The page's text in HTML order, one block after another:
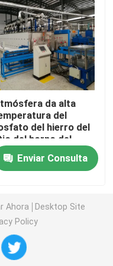
da alta
del
del hierro del
del horno del
industrial
Enviar Consulta
Ahora
Desktop Site
Policy